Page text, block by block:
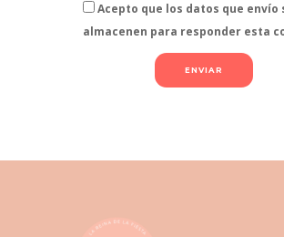
Acepto que los datos que envío
almacenen para responder esta